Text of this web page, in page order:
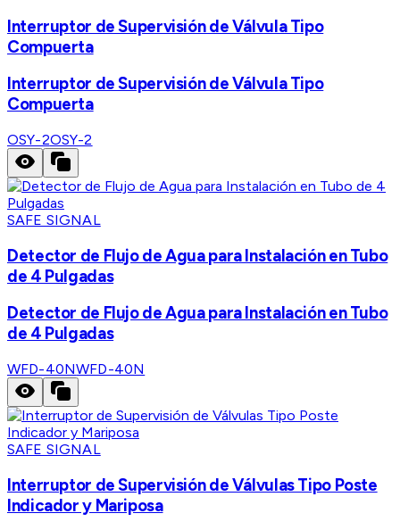
Interruptor de Supervisión de Válvula Tipo
Compuerta
Interruptor de Supervisión de Válvula Tipo
Compuerta
OSY-2OSY-2
SAFE SIGNAL
Detector de Flujo de Agua para Instalación en Tubo
de 4 Pulgadas
Detector de Flujo de Agua para Instalación en Tubo
de 4 Pulgadas
WFD-40NWFD-40N
SAFE SIGNAL
Interruptor de Supervisión de Válvulas Tipo Poste
Indicador y Mariposa